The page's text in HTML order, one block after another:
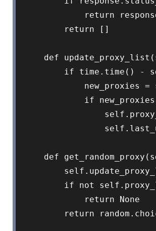
return
        return []
def
if time.time() -
new_proxies =
if
def
if not
            return None
return